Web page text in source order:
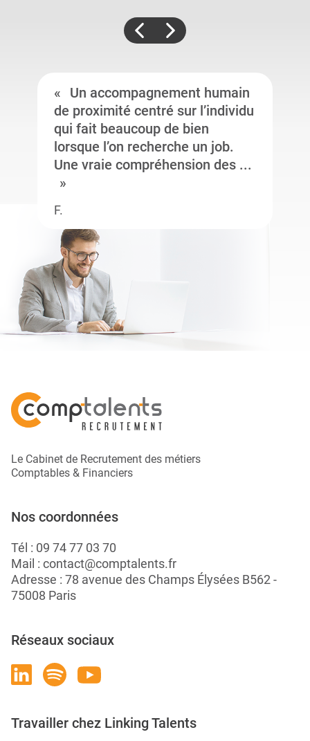
Un accompagnement humain
de proximité centré sur l’individu
qui fait beaucoup de bien
lorsque l’on recherche un job.
Une vraie compréhension des ...
F.
Le Cabinet de Recrutement des métiers
Comptables & Financiers
Nos coordonnées
Tél : 09 74 77 03 70
Mail : contact@comptalents.fr
Adresse : 78 avenue des Champs Élysées B562 -
75008 Paris
Réseaux sociaux
Travailler chez Linking Talents